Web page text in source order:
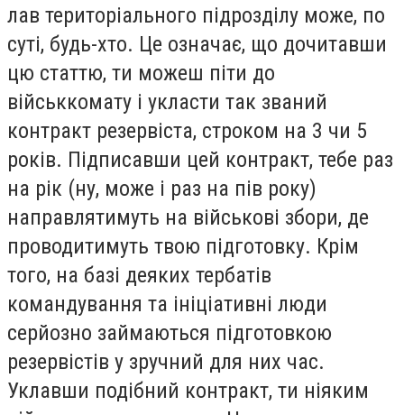
лав територіального підрозділу може, по
суті, будь-хто. Це означає, що дочитавши
цю статтю, ти можеш піти до
військкомату і укласти так званий
контракт резервіста, строком на 3 чи 5
років. Підписавши цей контракт, тебе раз
на рік (ну, може і раз на пів року)
направлятимуть на військові збори, де
проводитимуть твою підготовку. Крім
того, на базі деяких тербатів
командування та ініціативні люди
серйозно займаються підготовкою
резервістів у зручний для них час.
Уклавши подібний контракт, ти ніяким